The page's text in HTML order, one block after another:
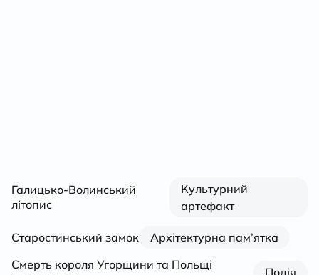
Галицько-Волинський
літопис
Культурний
артефакт
Старостинський замок
Архітектурна пам’ятка
Смерть короля Угорщини та Польщі
Подія